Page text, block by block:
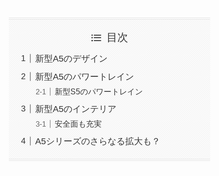
目次
新型A5のデザイン
新型A5のパワートレイン
新型S5のパワートレイン
新型A5のインテリア
安全面も充実
A5シリーズのさらなる拡大も？